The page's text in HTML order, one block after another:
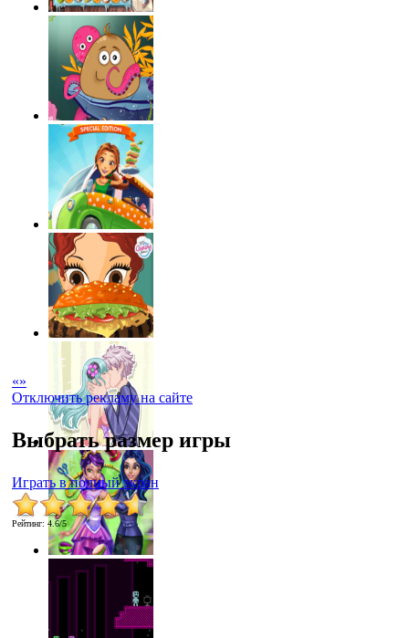
«»
Отключить рекламу на сайте
Выбрать размер игры
Играть в полный экран
Рейтинг: 4.6/5